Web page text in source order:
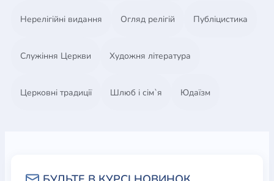
Нерелігійні видання Огляд релігій Публіцистика
Служіння Церкви Художня література
Церковні традиції Шлюб і сім`я Юдаїзм